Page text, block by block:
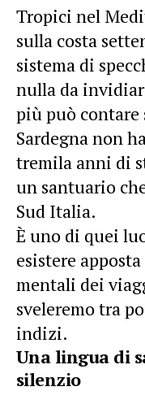
Tropici nel
sulla costa
sistema di
nulla da
più può contare
Sardegna non
tremila anni di
un santuario
Sud Italia.
È uno di quei
esistere
mentali dei
sveleremo tra
indizi.
Una lingua di
silenzio